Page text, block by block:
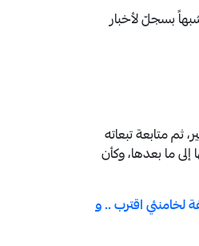
بسجلّ لأخبار
ثم متابعة تبعاته
ما بعدها، وكأن
لخامنئي اقترب .. و